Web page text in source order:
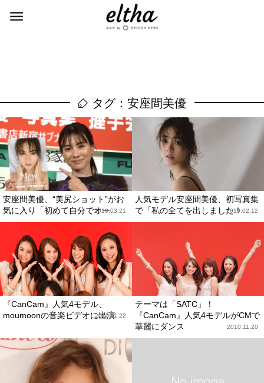
タグ：安座間美優
安座間美優、“美尻ショット”がお
気に入り「初めて自分でオー...
2019.03.21
人気モデル安座間美優、初写真集
で「私の全てを出しました！...
2019.02.12
『CanCam』人気4モデル、
moumoonの音楽ビデオに出演
2010.11.22
テーマは「SATC」！
『CanCam』人気4モデルがCMで
華麗にダンス
2010.11.20